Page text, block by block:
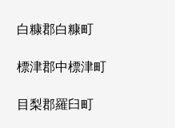
白糠郡白糠町
標津郡中標津町
目梨郡羅臼町